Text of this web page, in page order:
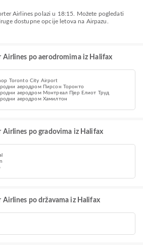
dostupne opcije letova na Airpazu.
Airlines po aerodromima iz Halifax
Toronto City Airport
аеродром Пирсон Торонто
аеродром Монтреал Пјер Елиот Труд
аеродром Хамилтон
Airlines po gradovima iz Halifax
Airlines po državama iz Halifax